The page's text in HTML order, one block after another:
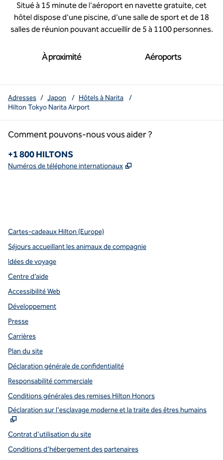
Situé à 15 minute de l'aéroport en navette gratuite, cet
hôtel dispose d'une piscine, d'une salle de sport et de 18
salles de réunion pouvant accueillir de 5 à 1100 personnes.
À proximité Aéroports
Adresses / Japon / Hôtels à Narita
/
Hilton Tokyo Narita Airport
Comment pouvons-nous vous aider ?
Téléphone :
+1 800 HILTONS
Numéros de téléphone internationaux ,
Cartes-cadeaux Hilton (Europe)
Séjours accueillant les animaux de compagnie
Idées de voyage
Centre d’aide
Accessibilité Web
Développement
Presse
Carrières
Plan du site
Déclaration générale de confidentialité
Responsabilité commerciale
Conditions générales des remises Hilton Honors
Déclaration sur l'esclavage moderne et la traite des êtres humains
Contrat d'utilisation du site
Conditions d’hébergement des partenaires